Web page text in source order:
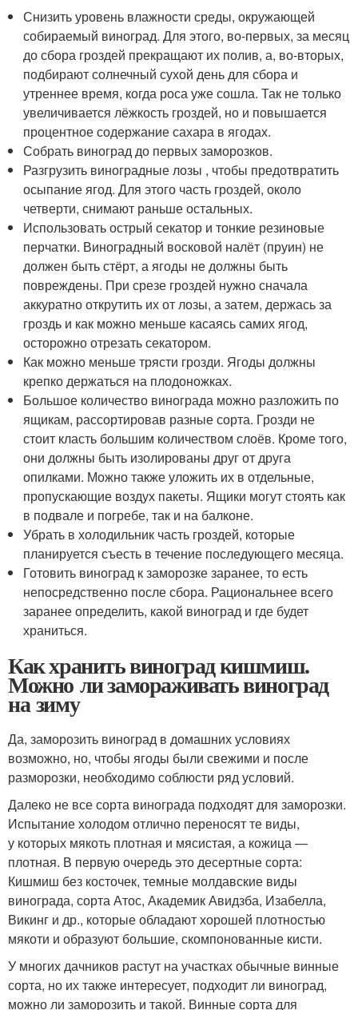
Снизить уровень влажности среды, окружающей
собираемый виноград. Для этого, во-первых, за месяц
до сбора гроздей прекращают их полив, а, во-вторых,
подбирают солнечный сухой день для сбора и
утреннее время, когда роса уже сошла. Так не только
увеличивается лёжкость гроздей, но и повышается
процентное содержание сахара в ягодах.
Собрать виноград до первых заморозков.
Разгрузить виноградные лозы , чтобы предотвратить
осыпание ягод. Для этого часть гроздей, около
четверти, снимают раньше остальных.
Использовать острый секатор и тонкие резиновые
перчатки. Виноградный восковой налёт (пруин) не
должен быть стёрт, а ягоды не должны быть
повреждены. При срезе гроздей нужно сначала
аккуратно открутить их от лозы, а затем, держась за
гроздь и как можно меньше касаясь самих ягод,
осторожно отрезать секатором.
Как можно меньше трясти грозди. Ягоды должны
крепко держаться на плодоножках.
Большое количество винограда можно разложить по
ящикам, рассортировав разные сорта. Грозди не
стоит класть большим количеством слоёв. Кроме того,
они должны быть изолированы друг от друга
опилками. Можно также уложить их в отдельные,
пропускающие воздух пакеты. Ящики могут стоять как
в подвале и погребе, так и на балконе.
Убрать в холодильник часть гроздей, которые
планируется съесть в течение последующего месяца.
Готовить виноград к заморозке заранее, то есть
непосредственно после сбора. Рациональнее всего
заранее определить, какой виноград и где будет
храниться.
Как хранить виноград кишмиш.
Можно ли замораживать виноград
на зиму
Да, заморозить виноград в домашних условиях
возможно, но, чтобы ягоды были свежими и после
разморозки, необходимо соблюсти ряд условий.
Далеко не все сорта винограда подходят для заморозки.
Испытание холодом отлично переносят те виды,
у которых мякоть плотная и мясистая, а кожица —
плотная. В первую очередь это десертные сорта:
Кишмиш без косточек, темные молдавские виды
винограда, сорта Атос, Академик Авидзба, Изабелла,
Викинг и др., которые обладают хорошей плотностью
мякоти и образуют большие, скомпонованные кисти.
У многих дачников растут на участках обычные винные
сорта, но их также интересует, подходит ли виноград,
можно ли заморозить и такой. Винные сорта для